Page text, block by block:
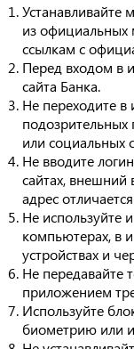
Устанавливайте
из официальных
ссылкам с
Перед входом в
сайта Банка.
Не переходите в
или социальных
Не вводите
сайтах, внешний
адрес
Не используйте
компьютерах, в
устройствах и
Не передавайте
приложением
Используйте
биометрию или